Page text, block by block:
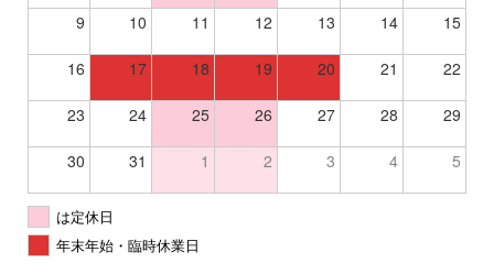
9 10 11 12 13 14 15
16 17 18 19 20 21 22
23 24 25 26 27 28 29
30 31 1 2 3 4 5
は定休日
年末年始・臨時休業日